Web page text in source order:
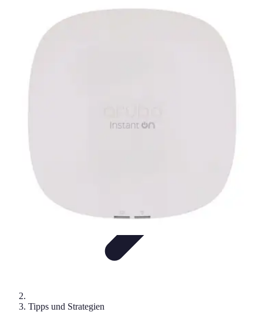
Netzwerkstrategien
Karriere und
NetworkingStrategien
Vernetzt Bleiben
Tipps und Strategien